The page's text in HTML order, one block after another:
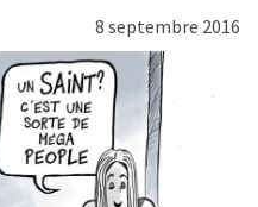
8 septembre 2016